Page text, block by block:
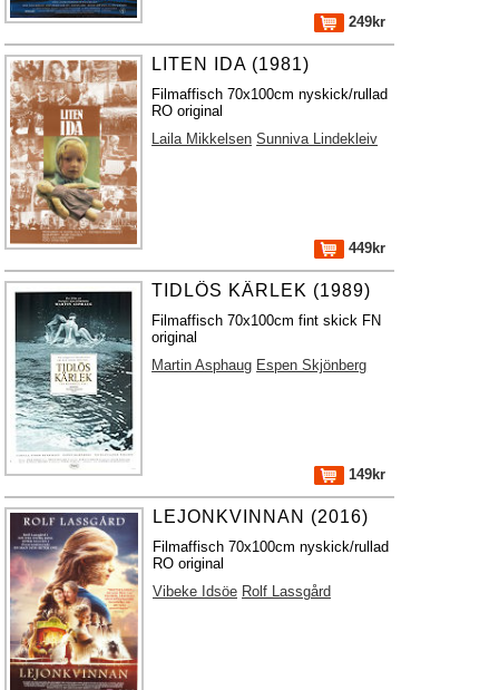
249kr
LITEN IDA (1981)
Filmaffisch 70x100cm nyskick/rullad
RO original
Laila Mikkelsen Sunniva Lindekleiv
449kr
TIDLÖS KÄRLEK (1989)
Filmaffisch 70x100cm fint skick FN
original
Martin Asphaug Espen Skjönberg
149kr
LEJONKVINNAN (2016)
Filmaffisch 70x100cm nyskick/rullad
RO original
Vibeke Idsöe Rolf Lassgård